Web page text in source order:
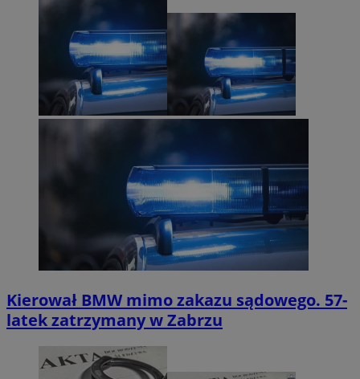
Kierował BMW mimo zakazu sądowego. 57-
latek zatrzymany w Zabrzu